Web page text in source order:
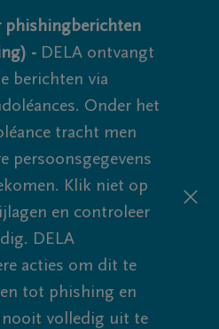
phishingberichten
- DELA ontvangt
berichten via
Onder het
tracht men
persoonsgegevens
Klik niet op
en controleer
DELA
acties om dit te
tot phishing en
nooit volledig uit te